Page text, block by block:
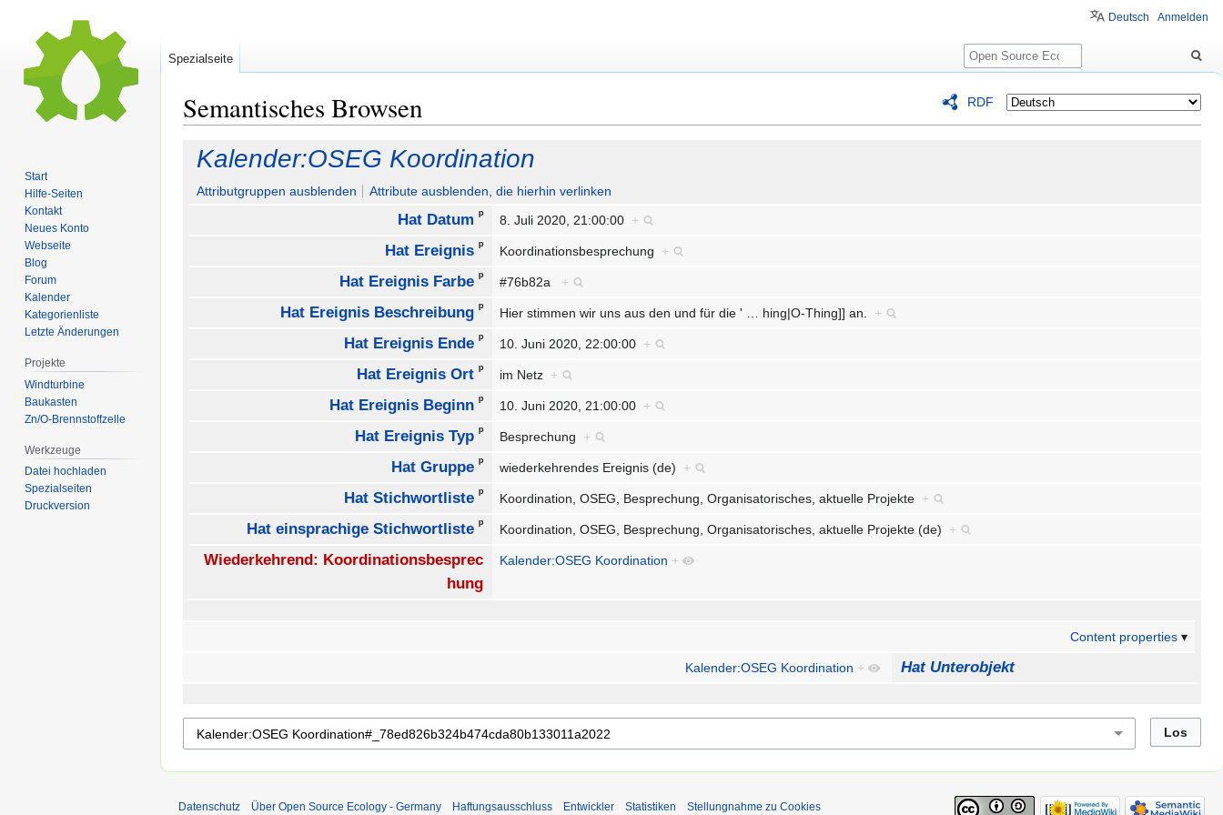
RDF
Semantisches Browsen
Zur
Navigation
springen
Zur
Suche
springen
Kalender:OSEG Koordination
Attributgruppen ausblenden Attribute ausblenden, die hierhin verlinken
Hat Datum ᵖ 8. Juli 2020, 21:00:00 +
Hat Ereignis ᵖ Koordinationsbesprechung +
Hat Ereignis Farbe ᵖ #76b82a +
Hat Ereignis Beschreibung ᵖ Hier stimmen wir uns aus den und für die ' … hing|O-Thing]] an. +
Hat Ereignis Ende ᵖ 10. Juni 2020, 22:00:00 +
Hat Ereignis Ort ᵖ im Netz +
Hat Ereignis Beginn ᵖ 10. Juni 2020, 21:00:00 +
Hat Ereignis Typ ᵖ Besprechung +
Hat Gruppe ᵖ wiederkehrendes Ereignis (de) +
Hat Stichwortliste ᵖ Koordination, OSEG, Besprechung, Organisatorisches, aktuelle Projekte +
Hat einsprachige Stichwortliste ᵖ Koordination, OSEG, Besprechung, Organisatorisches, aktuelle Projekte (de) +
Wiederkehrend: Koordinationsbesprec
hung
Kalender:OSEG Koordination +
Content properties
Kalender:OSEG Koordination + Hat Unterobjekt
Deutsch Anmelden
Spezialseite
Suche
Start
Hilfe-Seiten
Kontakt
Neues Konto
Webseite
Blog
Forum
Kalender
Kategorienliste
Letzte Änderungen
Projekte
Windturbine
Baukasten
Zn/O-Brennstoffzelle
Werkzeuge
Datei hochladen
Spezialseiten
Druckversion
Datenschutz Über Open Source Ecology - Germany Haftungsausschluss Entwickler Statistiken Stellungnahme zu Cookies